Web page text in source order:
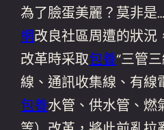
為了臉蛋美麗？莫非是
網改良社區周遭的狀況
改革時采取包養“三管
線、通訊收集線、有線
包養水管、供水管、燃